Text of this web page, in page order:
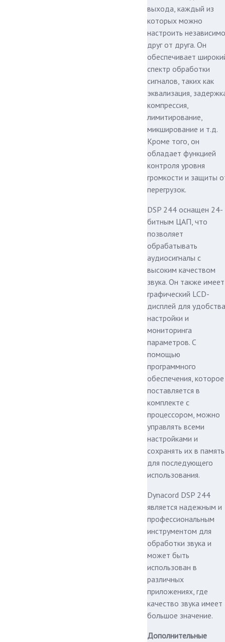
выхода, каждый из
которых можно
настроить независимо
друг от друга. Он
обеспечивает
спектр обработки
сигналов, таких как
эквализация,
компрессия,
лимитирование,
микширование и т.д.
Кроме того, он
обладает функцией
контроля уровня
громкости и защиты
перегрузок.
DSP 244 оснащен 24-
битным ЦАП, что
позволяет
обрабатывать
аудиосигналы с
высоким качеством
звука. Он также имеет
графический LCD-
дисплей для удобства
настройки и
мониторинга
параметров. С
помощью
программного
обеспечения, которое
поставляется в
комплекте с
процессором, можно
управлять всеми
настройками и
сохранять их в память
для последующего
использования.
Dynacord DSP 244
является надежным и
профессиональным
инструментом для
обработки звука и
может быть
использован в
различных
приложениях, где
качество звука имеет
большое значение.
Дополнительные